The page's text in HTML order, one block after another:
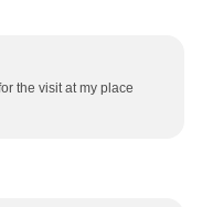
the visit at my place